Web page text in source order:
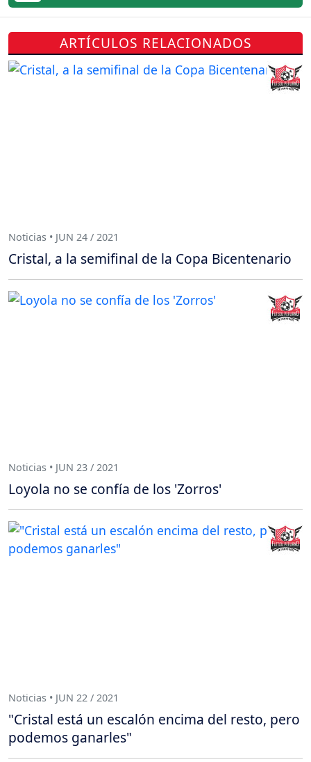
ARTÍCULOS RELACIONADOS
Noticias • JUN 24 / 2021
Cristal, a la semifinal de la Copa Bicentenario
Noticias • JUN 23 / 2021
Loyola no se confía de los 'Zorros'
Noticias • JUN 22 / 2021
"Cristal está un escalón encima del resto, pero
podemos ganarles"